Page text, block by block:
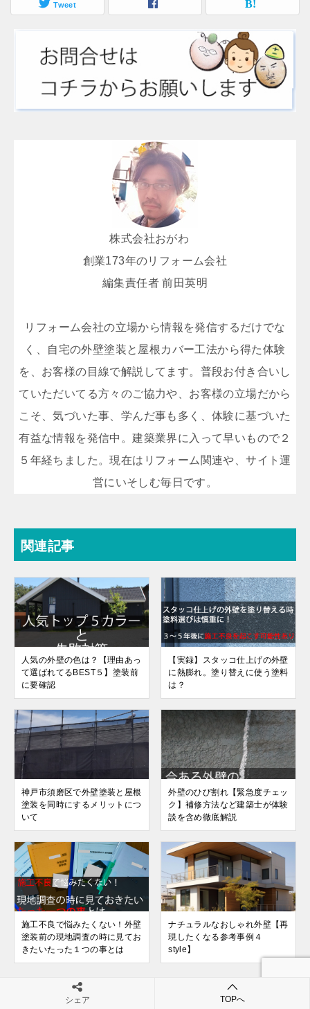
Tweet
株式会社おがわ
創業173年のリフォーム会社
編集責任者 前田英明
リフォーム会社の立場から情報を発信するだけでな
く、自宅の外壁塗装と屋根カバー工法から得た体験
を、お客様の目線で解説してます。普段お付き合いし
ていただいてる方々のご協力や、お客様の立場だから
こそ、気づいた事、学んだ事も多く、体験に基づいた
有益な情報を発信中。建築業界に入って早いもので２
５年経ちました。現在はリフォーム関連や、サイト運
営にいそしむ毎日です。
関連記事
人気の外壁の色は？【理由あっ
て選ばれてるBEST５】塗装前
に要確認
【実録】スタッコ仕上げの外壁
に熱膨れ。塗り替えに使う塗料
は？
神戸市須磨区で外壁塗装と屋根
塗装を同時にするメリットにつ
いて
外壁のひび割れ【緊急度チェッ
ク】補修方法など建築士が体験
談を含め徹底解説
施工不良で悩みたくない！外壁
塗装前の現地調査の時に見てお
きたいたった１つの事とは
ナチュラルなおしゃれ外壁【再
現したくなる参考事例４
style】
シェア TOPへ